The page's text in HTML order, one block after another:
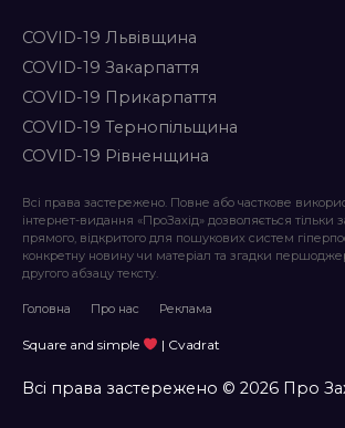
COVID-19 Львівщина
COVID-19 Закарпаття
COVID-19 Прикарпаття
COVID-19 Тернопільщина
COVID-19 Рівненщина
Всі права застережено. Повне або часткове
інтернет-видання «ПроЗахід» дозволяється тільки
прямого, відкритого для пошукових систем
конкретну новину чи матеріал та згадки
другого абзацу тексту.
Головна Про нас Реклама
Square and simple | Cvadrat
Всі права застережено © 2026 Про